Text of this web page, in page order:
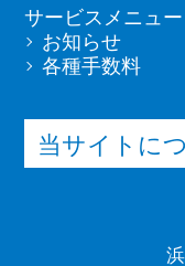
サービスメニュー
お知らせ
各種手数料
当サイトに